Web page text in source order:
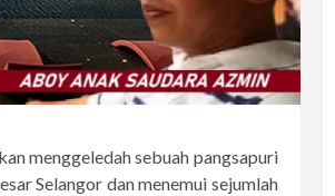
menggeledah sebuah pangsapuri
Selangor dan menemui sejumlah